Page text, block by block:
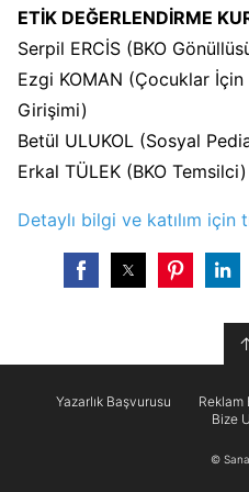
ETİK DEĞERLENDİRME
Serpil ERCİS (BKO
Ezgi KOMAN (Çocuklar
Girişimi)
Betül ULUKOL (Sosyal
Erkal TÜLEK (BKO Temsilci)
Detaylı bilgi ve katılım için
Yazarlık Başvurusu Reklam
Bize
©